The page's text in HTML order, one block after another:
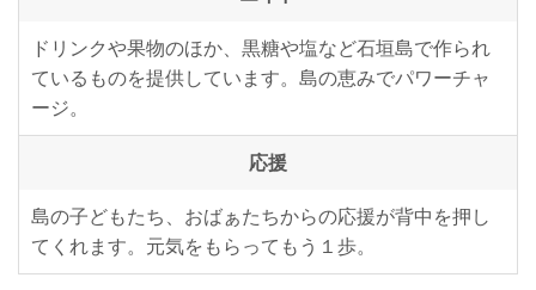
ドリンクや果物のほか、黒糖や塩など石垣島で作られ
ているものを提供しています。島の恵みでパワーチャ
ージ。
応援
島の子どもたち、おばぁたちからの応援が背中を押し
てくれます。元気をもらってもう１歩。